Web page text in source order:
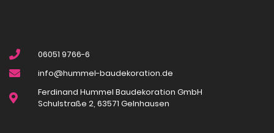
06051 9766-6
info@hummel-baudekoration.de
Ferdinand Hummel Baudekoration GmbH
Schulstraße 2, 63571 Gelnhausen